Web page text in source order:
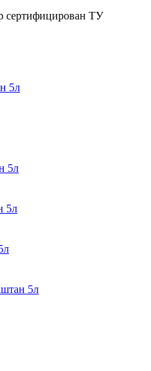
сертифицирован ТУ
5л
5л
5л
5л